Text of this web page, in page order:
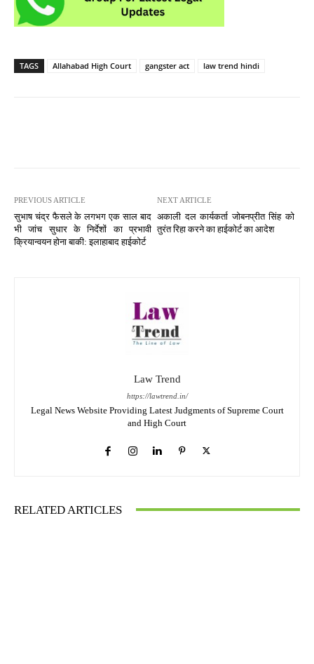
TAGS Allahabad High Court gangster act law trend hindi
PREVIOUS ARTICLE
सुभाष चंद्र फैसले के लगभग एक साल बाद
भी जांच सुधार के निर्देशों का प्रभावी
क्रियान्वयन होना बाकी: इलाहाबाद हाईकोर्ट
NEXT ARTICLE
अकाली दल कार्यकर्ता जोबनप्रीत सिंह को
तुरंत रिहा करने का हाईकोर्ट का आदेश
Law Trend
https://lawtrend.in/
Legal News Website Providing Latest Judgments of Supreme Court
and High Court
RELATED ARTICLES